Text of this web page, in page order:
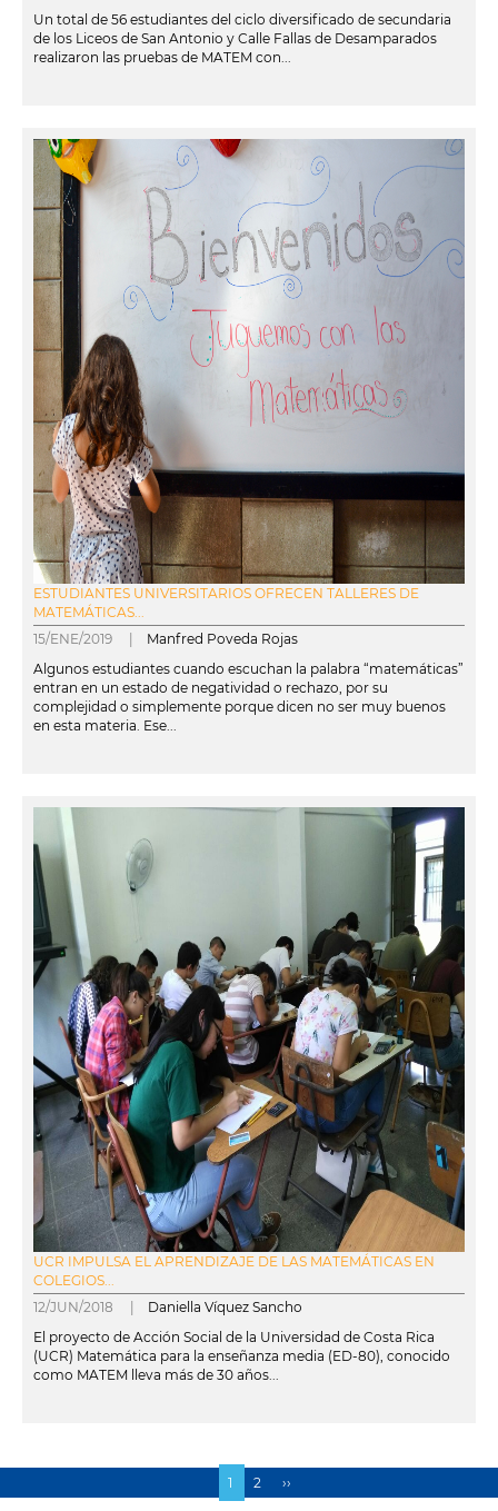
Un total de 56 estudiantes del ciclo diversificado de secundaria
de los Liceos de San Antonio y Calle Fallas de Desamparados
realizaron las pruebas de MATEM con...
ESTUDIANTES UNIVERSITARIOS OFRECEN TALLERES DE
MATEMÁTICAS...
15/ENE/2019 | Manfred Poveda Rojas
Algunos estudiantes cuando escuchan la palabra “matemáticas”
entran en un estado de negatividad o rechazo, por su
complejidad o simplemente porque dicen no ser muy buenos
en esta materia. Ese...
UCR IMPULSA EL APRENDIZAJE DE LAS MATEMÁTICAS EN
COLEGIOS...
12/JUN/2018 | Daniella Víquez Sancho
El proyecto de Acción Social de la Universidad de Costa Rica
(UCR) Matemática para la enseñanza media (ED-80), conocido
como MATEM lleva más de 30 años...
Página
actual
1 Page
2
Siguiente
página
››